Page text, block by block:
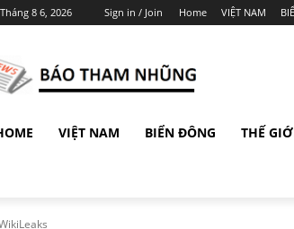
8 6, 2026 Sign in / Join Home VIỆT NAM
VIỆT NAM BIỂN ĐÔNG THẾ